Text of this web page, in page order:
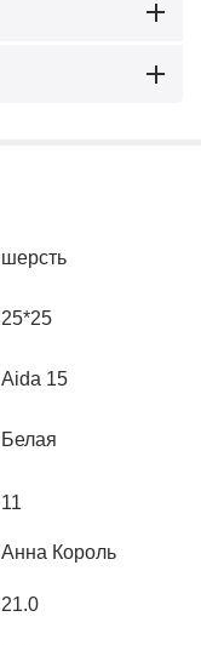
шерсть
25*25
Aida 15
Белая
11
Анна Король
21.0